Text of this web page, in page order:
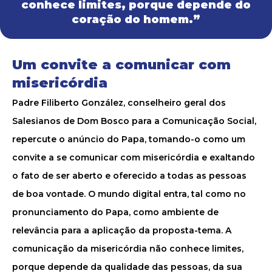
conhece limites, porque depende do
coração do homem.”
Um convite a comunicar com
misericórdia
Padre Filiberto González, conselheiro geral dos
Salesianos de Dom Bosco para a Comunicação Social,
repercute o anúncio do Papa, tomando-o como um
convite a se comunicar com misericórdia e exaltando
o fato de ser aberto e oferecido a todas as pessoas
de boa vontade. O mundo digital entra, tal como no
pronunciamento do Papa, como ambiente de
relevância para a aplicação da proposta-tema. A
comunicação da misericórdia não conhece limites,
porque depende da qualidade das pessoas, da sua